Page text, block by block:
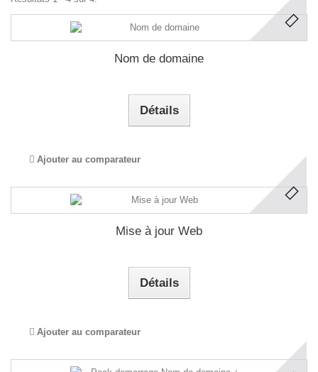
Nom de domaine
Détails
Ajouter au comparateur
Mise à jour Web
Détails
Ajouter au comparateur